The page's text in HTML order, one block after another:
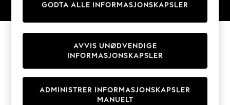
Coats & Jackets
Sweatshirts & Hoodies
Knitwear
Cardigans
Dresses
Sets & Outfits
T-Shirts
GODTA ALLE INFORMASJONSKAPSLER
ADMINISTRER INFORMASJONSKAPSLER
MANUELT
AVVIS UNØDVENDIGE
INFORMASJONSKAPSLER